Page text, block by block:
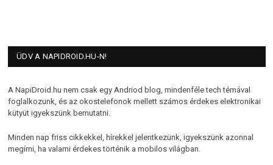
ÜDV A NAPIDROID.HU-N!
A NapiDroid.hu nem csak egy Andriod blog, mindenféle tech témával
foglalkozunk, és az okostelefonok mellett számos érdekes elektronikai
kütyüt igyekszünk bemutatni.
Minden nap friss cikkekkel, hírekkel jelentkezünk, igyekszünk azonnal
megírni, ha valami érdekes történik a mobilos világban.